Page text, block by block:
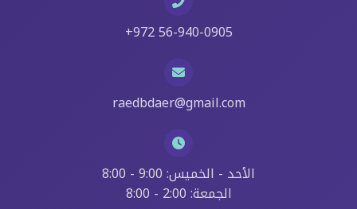
+972 56-940-0905
raedbdaer@gmail.com
الأحد - الخميس: 9:00 - 8:00
الجمعة: 2:00 - 8:00